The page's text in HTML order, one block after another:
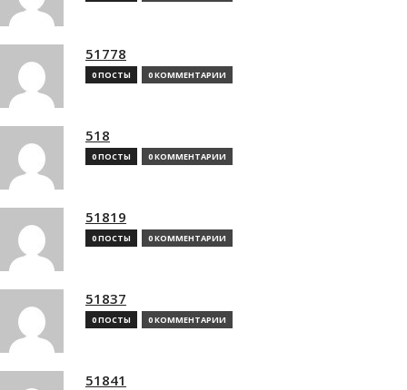
51778
0 ПОСТЫ 0 КОММЕНТАРИИ
518
0 ПОСТЫ 0 КОММЕНТАРИИ
51819
0 ПОСТЫ 0 КОММЕНТАРИИ
51837
0 ПОСТЫ 0 КОММЕНТАРИИ
51841